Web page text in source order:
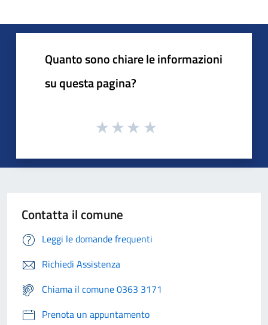
Quanto sono chiare le informazioni
su questa pagina?
Contatta il comune
Leggi le domande frequenti
Richiedi Assistenza
Chiama il comune 0363 3171
Prenota un appuntamento